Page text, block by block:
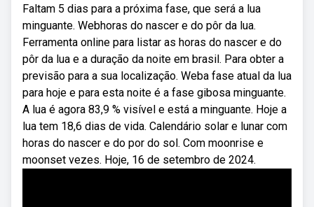
Faltam 5 dias para a próxima fase, que será a lua
minguante. Webhoras do nascer e do pôr da lua.
Ferramenta online para listar as horas do nascer e do
pôr da lua e a duração da noite em brasil. Para obter a
previsão para a sua localização. Weba fase atual da lua
para hoje e para esta noite é a fase gibosa minguante.
A lua é agora 83,9 % visível e está a minguante. Hoje a
lua tem 18,6 dias de vida. Calendário solar e lunar com
horas do nascer e do por do sol. Com moonrise e
moonset vezes. Hoje, 16 de setembro de 2024.